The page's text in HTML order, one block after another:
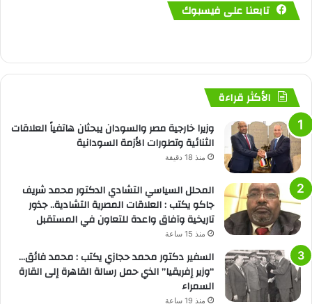
تابعنا على فيسبوك
الأكثر قراءة
وزيرا خارجية مصر والسودان يبحثان هاتفياً العلاقات
الثنائية وتطورات الأزمة السودانية
منذ 18 دقيقة
المحلل السياسي التشادي الدكتور محمد شريف
جاكو يكتب : العلاقات المصرية التشادية.. جذور
تاريخية وآفاق واعدة للتعاون في المستقبل
منذ 15 ساعة
السفير دكتور محمد حجازي يكتب : محمد فائق…
“وزير إفريقيا” الذي حمل رسالة القاهرة إلى القارة
السمراء
منذ 19 ساعة